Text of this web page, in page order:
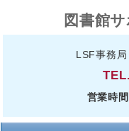
図書館
LSF事務局
営業時間